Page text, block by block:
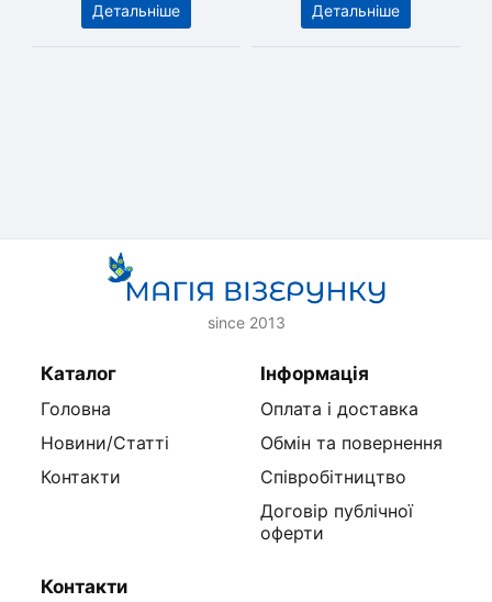
Детальніше Детальніше
since 2013
Каталог
Головна
Новини/Статті
Контакти
Інформація
Оплата і доставка
Обмін та повернення
Співробітництво
Договір публічної
оферти
Контакти